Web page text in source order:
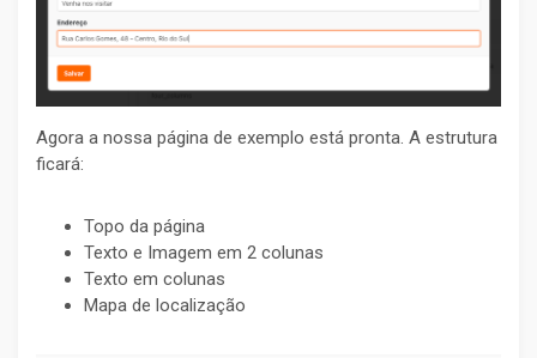
Agora a nossa página de exemplo está pronta. A estrutura
ficará:
Topo da página
Texto e Imagem em 2 colunas
Texto em colunas
Mapa de localização